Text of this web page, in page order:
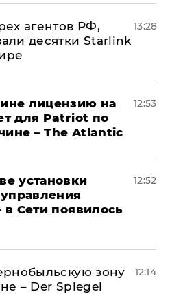
агентов РФ,
десятки Starlink
13:28
лицензию на
для Patriot по
– The Atlantic
12:53
установки
Сети появилось
12:52
зону
– Der Spiegel
12:14